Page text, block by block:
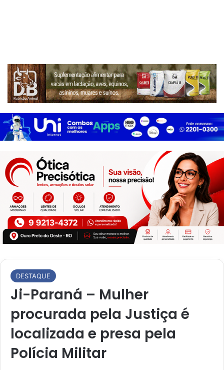
DESTAQUE
Ji-Paraná – Mulher
procurada pela Justiça é
localizada e presa pela
Polícia Militar